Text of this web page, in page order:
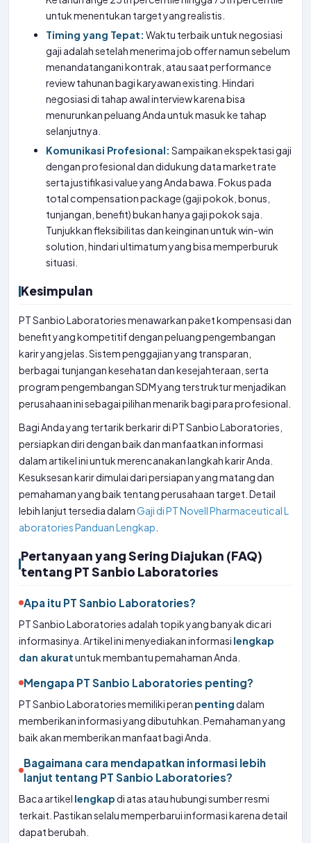
untuk menentukan target yang realistis.
Timing yang Tepat: Waktu terbaik untuk negosiasi
gaji adalah setelah menerima job offer namun sebelum
menandatangani kontrak, atau saat performance
review tahunan bagi karyawan existing. Hindari
negosiasi di tahap awal interview karena bisa
menurunkan peluang Anda untuk masuk ke tahap
selanjutnya.
Komunikasi Profesional: Sampaikan ekspektasi gaji
dengan profesional dan didukung data market rate
serta justifikasi value yang Anda bawa. Fokus pada
total compensation package (gaji pokok, bonus,
tunjangan, benefit) bukan hanya gaji pokok saja.
Tunjukkan fleksibilitas dan keinginan untuk win-win
solution, hindari ultimatum yang bisa memperburuk
situasi.
Kesimpulan
PT Sanbio Laboratories menawarkan paket kompensasi dan
benefit yang kompetitif dengan peluang pengembangan
karir yang jelas. Sistem penggajian yang transparan,
berbagai tunjangan kesehatan dan kesejahteraan, serta
program pengembangan SDM yang terstruktur menjadikan
perusahaan ini sebagai pilihan menarik bagi para profesional.
Bagi Anda yang tertarik berkarir di PT Sanbio Laboratories,
persiapkan diri dengan baik dan manfaatkan informasi
dalam artikel ini untuk merencanakan langkah karir Anda.
Kesuksesan karir dimulai dari persiapan yang matang dan
pemahaman yang baik tentang perusahaan target. Detail
lebih lanjut tersedia dalamGaji di PT Novell Pharmaceutical L
aboratories Panduan Lengkap
Pertanyaan yang Sering Diajukan (FAQ)
tentang PT Sanbio Laboratories
Apa itu PT Sanbio Laboratories?
PT Sanbio Laboratories adalah topik yang banyak dicari
informasinya. Artikel ini menyediakan informasi lengkap
dan akuratuntuk membantu pemahaman Anda.
Mengapa PT Sanbio Laboratories penting?
PT Sanbio Laboratories memiliki peran pentingdalam
memberikan informasi yang dibutuhkan. Pemahaman yang
baik akan memberikan manfaat bagi Anda.
Bagaimana cara mendapatkan informasi lebih
lanjut tentang PT Sanbio Laboratories?
Baca artikel lengkapdi atas atau hubungi sumber resmi
terkait. Pastikan selalu memperbarui informasi karena detail
dapat berubah.